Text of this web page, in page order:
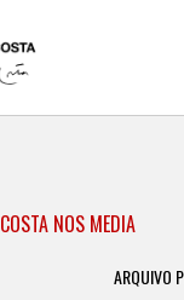
NOS MEDIA
ARQUIVO